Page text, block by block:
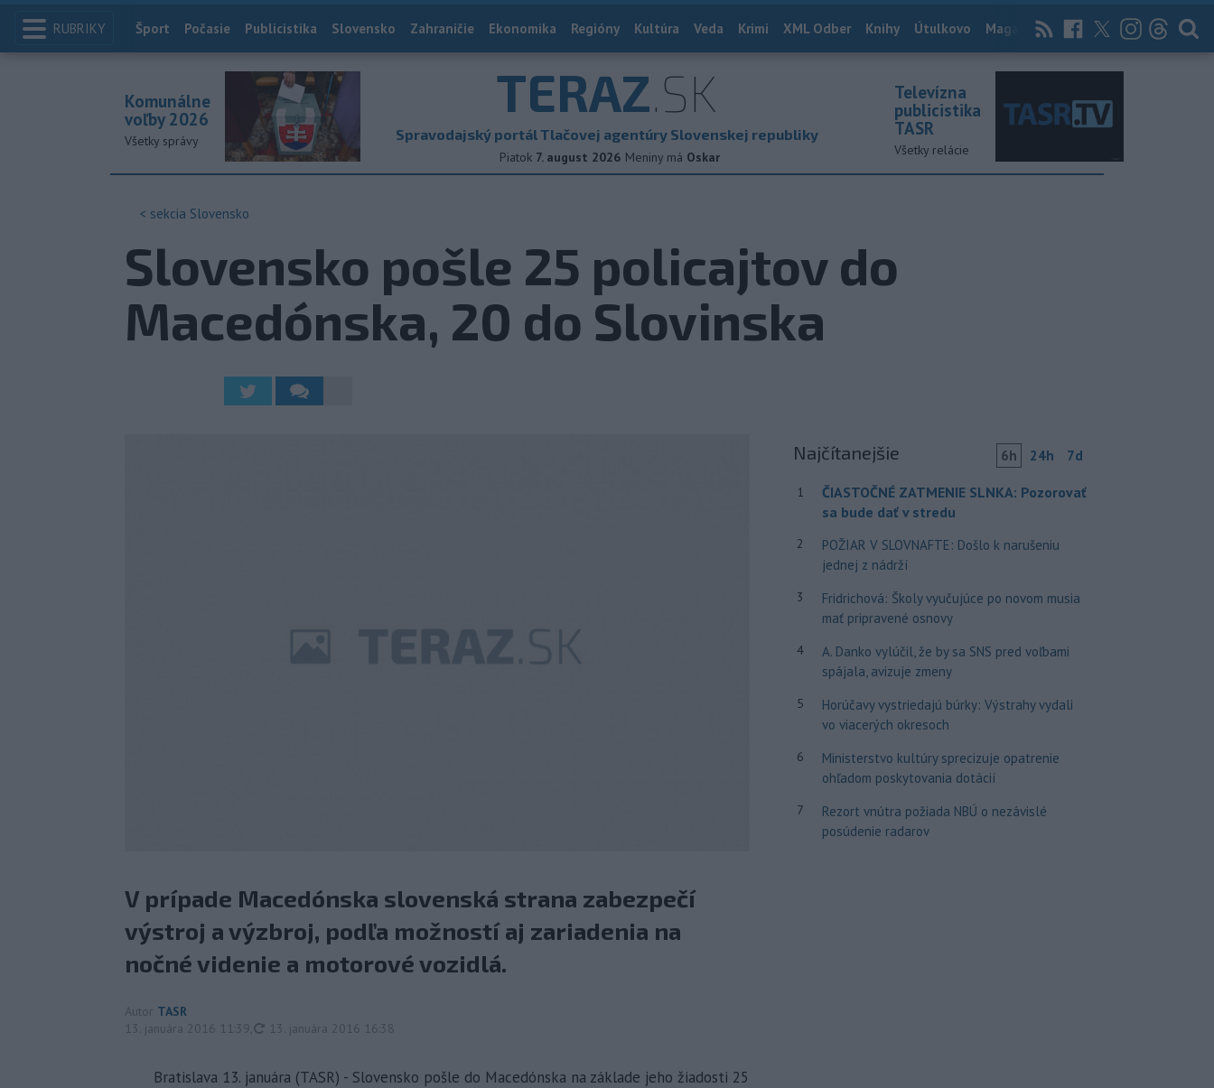
RUBRIKY Index
Šport Počasie Publicistika Slovensko Zahraničie Ekonomika Regióny Kultúra Veda Krimi XML Odber Knihy Útulkovo Magazín News Now Archív
TERAZ.SK
Spravodajský portál Tlačovej agentúry Slovenskej republiky
Piatok 7. august 2026 Meniny má Oskar
Komunálne
voľby 2026
Všetky správy
Televízna
publicistika
TASR
Všetky relácie
< sekcia Slovensko
Slovensko pošle 25 policajtov do
Macedónska, 20 do Slovinska
V prípade Macedónska slovenská strana zabezpečí
výstroj a výzbroj, podľa možností aj zariadenia na
nočné videnie a motorové vozidlá.
Autor TASR
13. januára 2016 11:39
aktualizované
13. januára 2016 16:38
Bratislava 13. januára (TASR) - Slovensko pošle do Macedónska na základe jeho žiadosti 25
Najčítanejšie 6h 24h 7d
1
ČIASTOČNÉ ZATMENIE SLNKA: Pozorovať
sa bude dať v stredu
2
POŽIAR V SLOVNAFTE: Došlo k narušeniu
jednej z nádrží
3
Fridrichová: Školy vyučujúce po novom musia
mať pripravené osnovy
4
A. Danko vylúčil, že by sa SNS pred voľbami
spájala, avizuje zmeny
5
Horúčavy vystriedajú búrky: Výstrahy vydali
vo viacerých okresoch
6
Ministerstvo kultúry sprecizuje opatrenie
ohľadom poskytovania dotácií
7
Rezort vnútra požiada NBÚ o nezávislé
posúdenie radarov